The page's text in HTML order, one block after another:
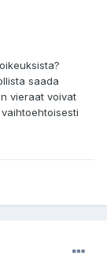
saada
vieraat voivat